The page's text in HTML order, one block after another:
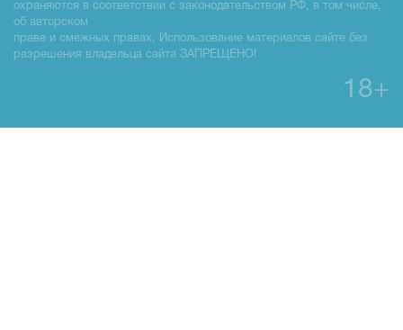
охраняются в соответствии с законодательством РФ, в том числе,
об авторском
праве и смежных правах. Использование материалов сайте без
разрешения владельца сайта ЗАПРЕЩЕНО!
18+